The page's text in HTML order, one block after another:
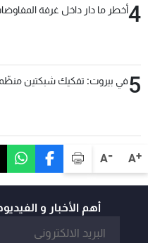
A+
A-
4أخطر ما دار داخل غرفة
5في بيروت: تفكيك شبكتين
أهم الأخبار و